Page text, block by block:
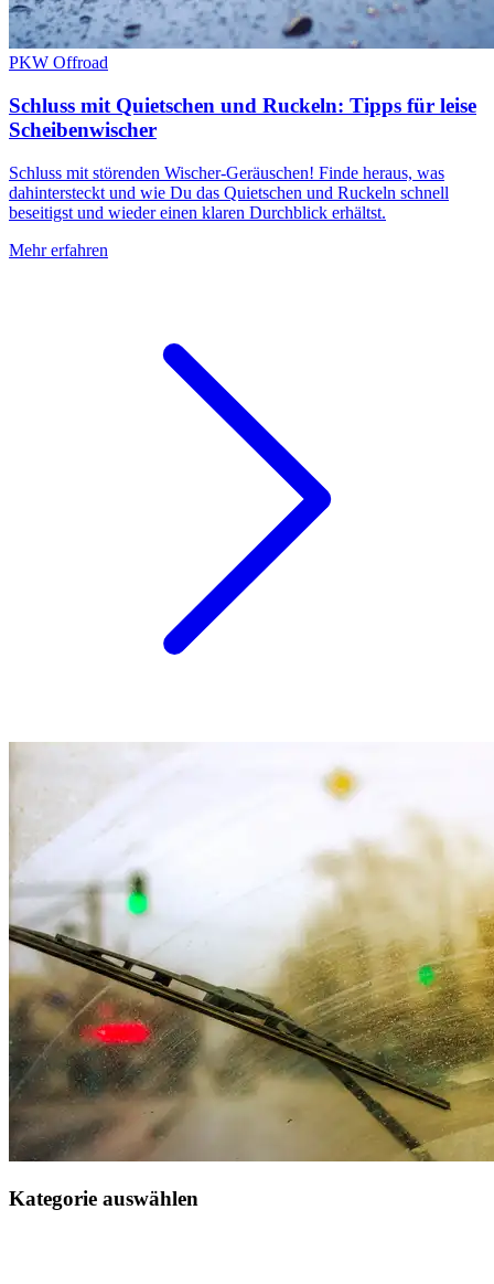
PKW Offroad
Schluss mit Quietschen und Ruckeln: Tipps für leise
Scheibenwischer
Schluss mit störenden Wischer-Geräuschen! Finde heraus, was
dahintersteckt und wie Du das Quietschen und Ruckeln schnell
beseitigst und wieder einen klaren Durchblick erhältst.
Mehr erfahren
Kategorie auswählen